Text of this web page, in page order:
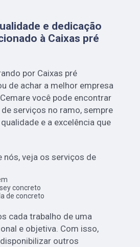
e dedicação
à Caixas pré
por Caixas pré
de achar a melhor empresa
você pode encontrar
serviços no ramo, sempre
e a excelência que
nós, veja os serviços de
concreto
de concreto
cada trabalho de uma
e objetiva. Com isso,
outros